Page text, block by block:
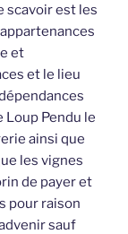
scavoir est les
et
et le lieu
Loup Pendu le
ainsi que
les vignes
de payer et
pour raison
sauf